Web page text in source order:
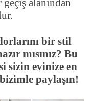
bir stil
mısınız? Bu
sizin evinize en
paylaşın!